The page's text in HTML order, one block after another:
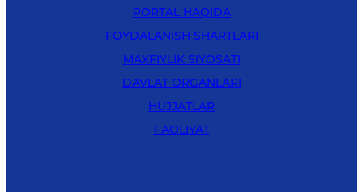
PORTAL HAQIDA
FOYDALANISH SHARTLARI
MAXFIYLIK SIYOSATI
DAVLAT ORGANLARI
HUJJATLAR
FAOLIYAT